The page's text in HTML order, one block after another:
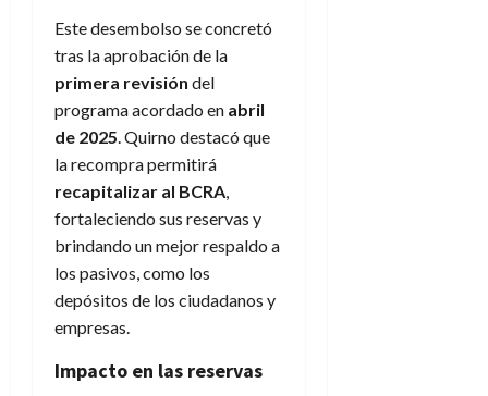
Este desembolso se concretó
tras la aprobación de la
primera revisión del
programa acordado en abril
de 2025 . Quirno destacó que
la recompra permitirá
recapitalizar al BCRA
fortaleciendo sus reservas y
brindando un mejor respaldo a
los pasivos, como los
depósitos de los ciudadanos y
empresas.
Impacto en las reservas